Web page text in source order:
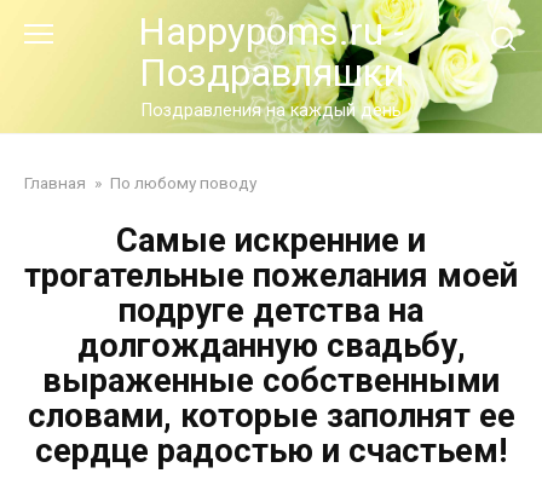
Happypoms.ru -
Поздравляшки
Поздравления на каждый день
Главная » По любому поводу
Самые искренние и
трогательные пожелания моей
подруге детства на
долгожданную свадьбу,
выраженные собственными
словами, которые заполнят ее
сердце радостью и счастьем!